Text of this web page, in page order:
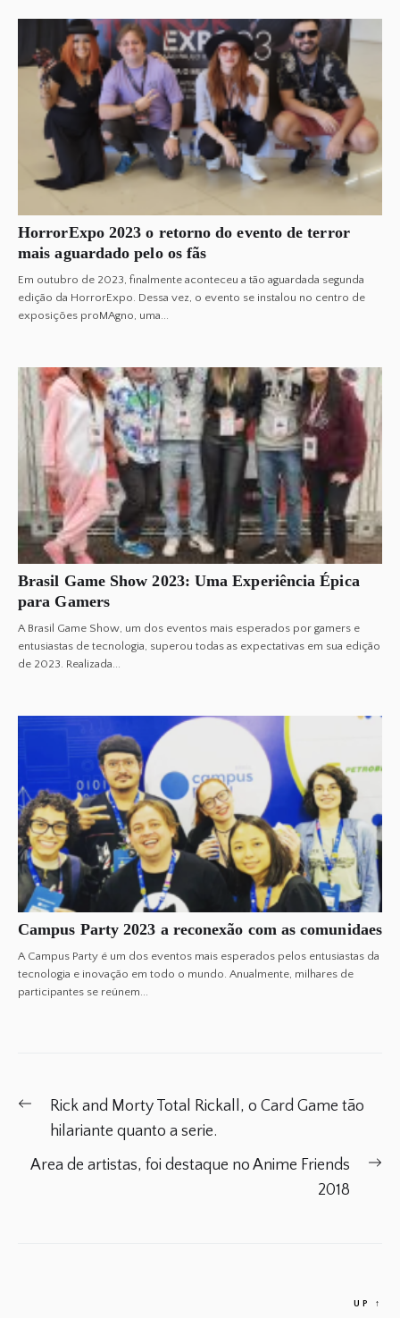
HorrorExpo 2023 o retorno do evento de terror
mais aguardado pelo os fãs
Em outubro de 2023, finalmente aconteceu a tão aguardada segunda
edição da HorrorExpo. Dessa vez, o evento se instalou no centro de
exposições proMAgno, uma...
Brasil Game Show 2023: Uma Experiência Épica
para Gamers
A Brasil Game Show, um dos eventos mais esperados por gamers e
entusiastas de tecnologia, superou todas as expectativas em sua edição
de 2023. Realizada...
Campus Party 2023 a reconexão com as comunidaes
A Campus Party é um dos eventos mais esperados pelos entusiastas da
tecnologia e inovação em todo o mundo. Anualmente, milhares de
participantes se reúnem...
Post
navigation
PreviousRick and Morty Total Rickall, o Card Game tão
hilariante quanto a serie.
Area de artistas, foi destaque no Anime Friends
2018
UP ↑